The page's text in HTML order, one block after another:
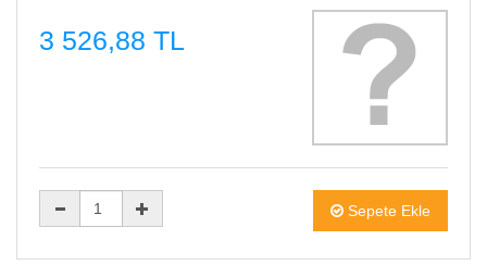
3 526,88 TL
Sepete Ekle